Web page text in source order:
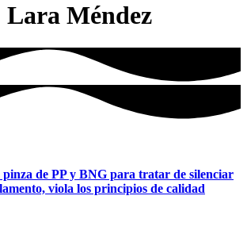
Lara Méndez
de PP y BNG para tratar de silenciar
viola los principios de calidad